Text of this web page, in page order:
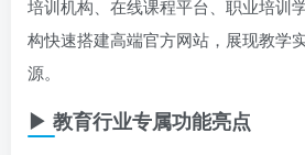
培训机构、在线课程平台、职业培训
构快速搭建高端官方网站，展现教学
源。
▶ 教育行业专属功能亮点